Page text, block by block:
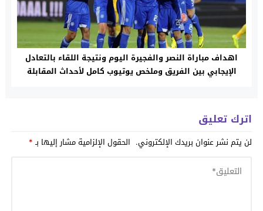
اهداف مباراة النصر والفجيرة اليوم ونتيجة اللقاء بالتعادل
الإيجابي بين الفريق وملخص يوتيوب كامل لأحداث المقابلة
اترك تعليق
لن يتم نشر عنوان بريدك الإلكتروني. الحقول الإلزامية مشار إليها بـ*